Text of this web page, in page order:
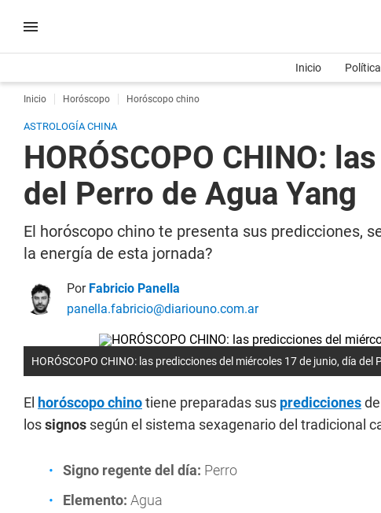
Inicio Política
Inicio Horóscopo Horóscopo chino
ASTROLOGÍA CHINA
HORÓSCOPO CHINO:
del Perro de Agua Yang
El horóscopo chino te presenta sus predicciones,
la energía de esta jornada?
Por Fabricio Panella
panella.fabricio@diariouno.com.ar
HORÓSCOPO CHINO: las predicciones del miércoles 17 de junio, día del
El horóscopo chinotiene preparadas sus predicciones
lossignos según el sistema sexagenario del tradicional
Signo regente del día: Perro
Elemento: Agua